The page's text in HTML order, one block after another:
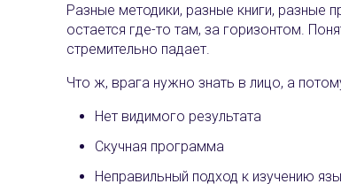
Разные методики, разные книги, разные
остается где-то там, за горизонтом.
стремительно падает.
Что ж, врага нужно знать в лицо, а
Нет видимого результата
Скучная программа
Неправильный подход к изучению